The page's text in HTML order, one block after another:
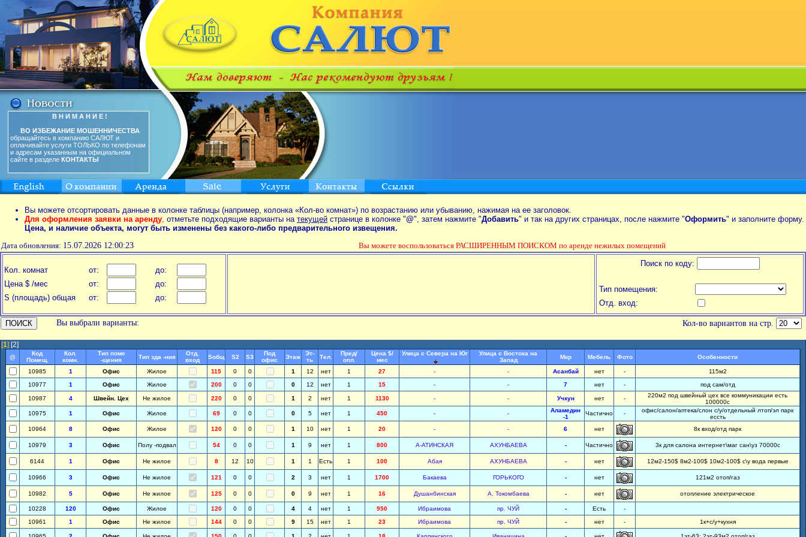
В Н И М А Н И Е !
ВО ИЗБЕЖАНИЕ МОШЕННИЧЕСТВА
обращайтесь в компанию САЛЮТ и
оплачивайте услуги ТОЛЬКО по телефонам
и адресам указанным на официальном
сайте в разделе КОНТАКТЫ
Вы можете отсортировать данные в колонке таблицы (например, колонка «Кол-во комнат») по возрастанию или убыванию, нажимая на ее заголовок.
Для оформления заявки на аренду, отметьте подходящие варианты на текущей странице в колонке "@", затем нажмите "Добавить" и так на других страницах, после нажмите "Оформить" и заполните форму.
Цена, и наличие объекта, могут быть изменены без какого-либо предварительного извещения.
Дата обновления: 15.07.2026 12:00:23 Вы можете воспользоваться РАСШИРЕННЫМ ПОИСКОМ по аренде нежилых помещений
Кол. комнат от:
до:
Цена $ /мес
от:
до:
S (площадь) общая
от: до:
Поиск по коду:
Тип помещения:
Отд. вход:
Вы выбрали варианты: Кол-во вариантов на стр.
[1] [2]
@
Код
Помещ.
Кол.
комн.
Тип поме
-щения
Тип зда -ния
Отд.
вход
Soбщ S2 S3
Под
офис
Этаж
Эт-
ть
Тел.
Пред/
опл.
Цена $/
мес
Улица с Севера на Юг
Улица с Востока на
Запад
Мкр Мебель Фото Особенности
10985 1 Офис Жилое 115 0 0 1 12 нет 1 27 - - Асанбай нет -
115м2
10977
1 Офис Жилое 200 0 0 0 12 нет 1 15 - - 7 нет - под сам/отд
10987 4 Швейн. Цех Не жилое 220 0 0 1 2 нет 1 1130 - - Учкун нет -
220м2 под швейный цех все коммуникации есть
100000с
10975
1 Офис Жилое 69 0 0 0 5 нет 1 450 - -
Аламедин
-1
Частично -
офис/салон/аптека/слон с/у/отдельный лтоп/эл парк
ессть
10964
8 Офис Жилое 120 0 0 1 10 нет 1 20 - - 6 нет 8к вход/отд парк
10979 3 Офис Полу -подвал 54 0 0 1 9 нет 1 800 А-АТИНСКАЯ АХУНБАЕВА - Частично 3к для салона интернет\маг сан\уз 70000с
6144 1 Офис Не жилое 8 12 10 1 1 Есть 1 100 Абая АХУНБАЕВА - нет 12м2-150$ 8м2-100$ 10м2-100$ с\у вода первые
10966 3 Офис Не жилое 121 0 0 2 3 нет 1 1700 Бакаева ГОРЬКОГО - нет 121м2 отоп/газ
10982 5 Офис Не жилое 125 0 0 0 9 нет 1 16 Душанбинская А. Токомбаева - нет отопление электрическое
10228 120 Офис Жилое 120 0 0 4 4 нет 1 950 Ибраимова пр. ЧУЙ - Есть
-
10961
1 Офис Не жилое 144 0 0 9 15 нет 1 23 Ибраимова пр. ЧУЙ - нет - 1к+с/у+кухня